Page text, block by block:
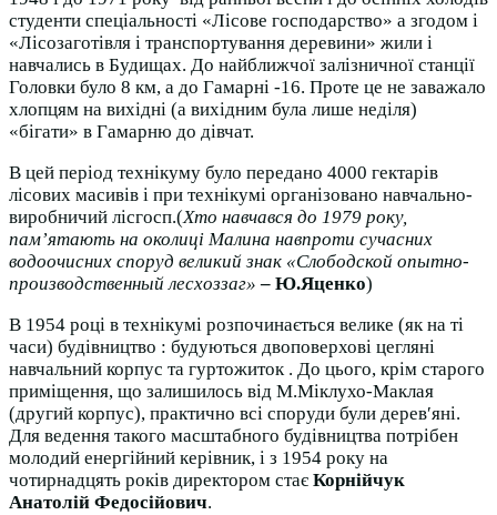
студенти спеціальності «Лісове господарство» а згодом і
«Лісозаготівля і транспортування деревини» жили і
навчались в Будищах. До найближчої залізничної станції
Головки було 8 км, а до Гамарні -16. Проте це не заважало
хлопцям на вихідні (а вихідним була лише неділя)
«бігати» в Гамарню до дівчат.
В цей період технікуму було передано 4000 гектарів
лісових масивів і при технікумі організовано навчально-
виробничий лісгосп.(Хто навчався до 1979 року,
пам’ятають на околиці Малина навпроти сучасних
водоочисних споруд великий знак «Слободской опытно-
производственный лесхоззаг»– Ю.Яценко)
В 1954 році в технікумі розпочинається велике (як на ті
часи) будівництво : будуються двоповерхові цегляні
навчальний корпус та гуртожиток . До цього, крім старого
приміщення, що залишилось від М.Міклухо-Маклая
(другий корпус), практично всі споруди були дерев′яні.
Для ведення такого масштабного будівництва потрібен
молодий енергійний керівник, і з 1954 року на
чотирнадцять років директором стає Корнійчук
Анатолій Федосійович.